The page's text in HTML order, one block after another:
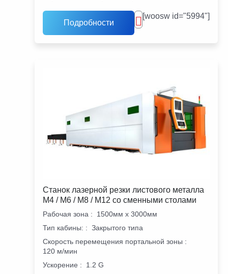
Подробности
[woosw id="5994"]
Станок лазерной резки листового металла
M4 / M6 / M8 / M12 со сменными столами
Рабочая зона :
1500мм х 3000мм
Тип кабины: : Закрытого типа
Скорость перемещения портальной зоны :
120 м/мин
Ускорение :
1.2 G